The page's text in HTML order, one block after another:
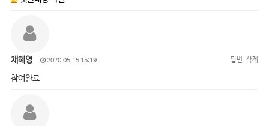
채혜영 2020.05.15 15:19 답변 삭제
참여완료